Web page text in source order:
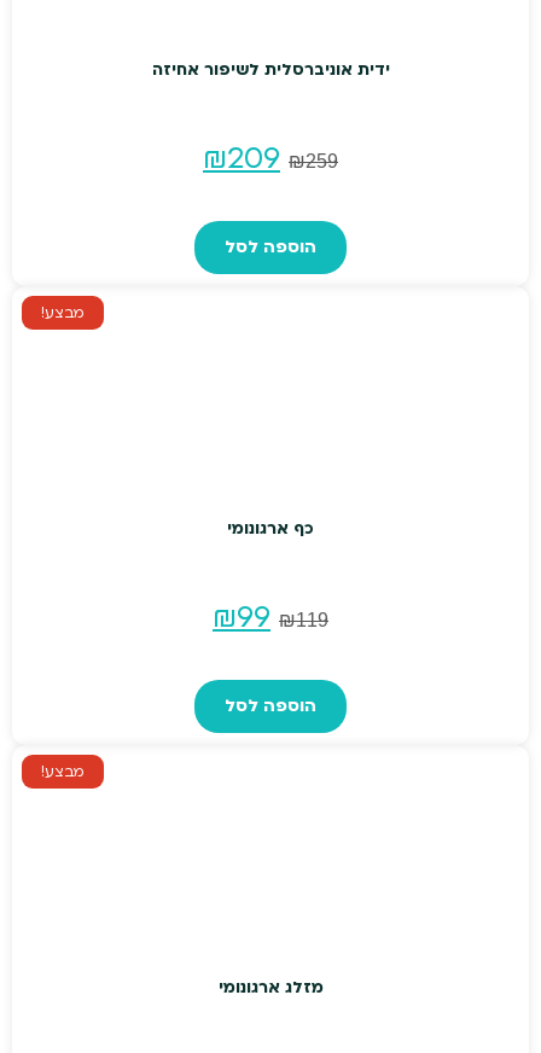
ידית אוניברסלית לשיפור אחיזה
₪259
המחיר
היה:
₪209
הוא:
הוספה לסל
מבצע!
כף ארגונומי
₪119
המחיר
היה:
₪99
הוא:
הוספה לסל
מבצע!
מזלג ארגונומי